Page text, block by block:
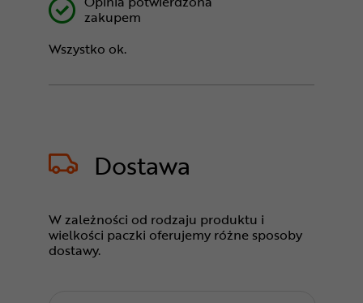
zakupem
Wszystko ok.
Dostawa
W zależności od rodzaju produktu i
wielkości paczki oferujemy różne sposoby
dostawy.